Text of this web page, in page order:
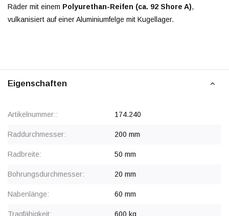
Räder mit einem Polyurethan-Reifen (ca. 92 Shore A),
vulkanisiert auf einer Aluminiumfelge mit Kugellager.
Eigenschaften
Artikelnummer:: 174.240
Raddurchmesser: 200 mm
Radbreite: 50 mm
Bohrungsdurchmesser: 20 mm
Nabenlänge: 60 mm
Tragfähigkeit: 600 kg